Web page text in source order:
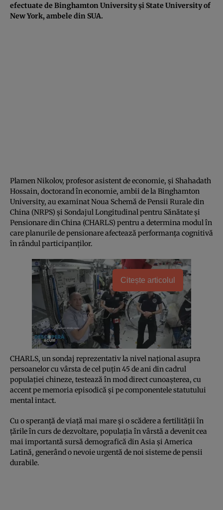
efectuate de Binghamton University și State University of
New York, ambele din SUA.
Plamen Nikolov, profesor asistent de economie, și Shahadath
Hossain, doctorand în economie, ambii de la Binghamton
University, au examinat Noua Schemă de Pensii Rurale din
China (NRPS) și Sondajul Longitudinal pentru Sănătate și
Pensionare din China (CHARLS) pentru a determina modul în
care planurile de pensionare afectează performanța cognitivă
în rândul participanților.
Citește articolul
CHARLS, un sondaj reprezentativ la nivel național asupra
persoanelor cu vârsta de cel puțin 45 de ani din cadrul
populației chineze, testează în mod direct cunoașterea, cu
accent pe memoria episodică și pe componentele statutului
mental intact.
Cu o speranță de viață mai mare și o scădere a fertilității în
țările în curs de dezvoltare, populația în vârstă a devenit cea
mai importantă sursă demografică din Asia și America
Latină, generând o nevoie urgentă de noi sisteme de pensii
durabile.